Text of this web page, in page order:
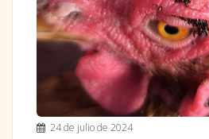
24 de julio de 2024